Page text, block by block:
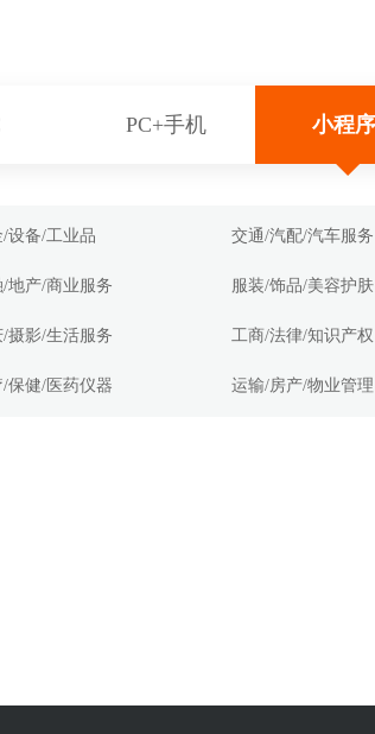
PC+手机 小程序
/设备/工业品 交通/汽配/汽车服务
/地产/商业服务 服装/饰品/美容护肤
/摄影/生活服务 工商/法律/知识产权
/保健/医药仪器 运输/房产/物业管理